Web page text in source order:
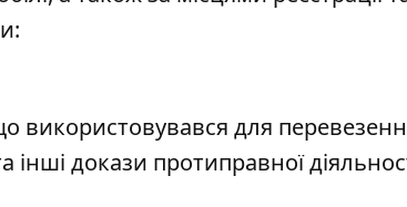
використовувався для
докази протиправної